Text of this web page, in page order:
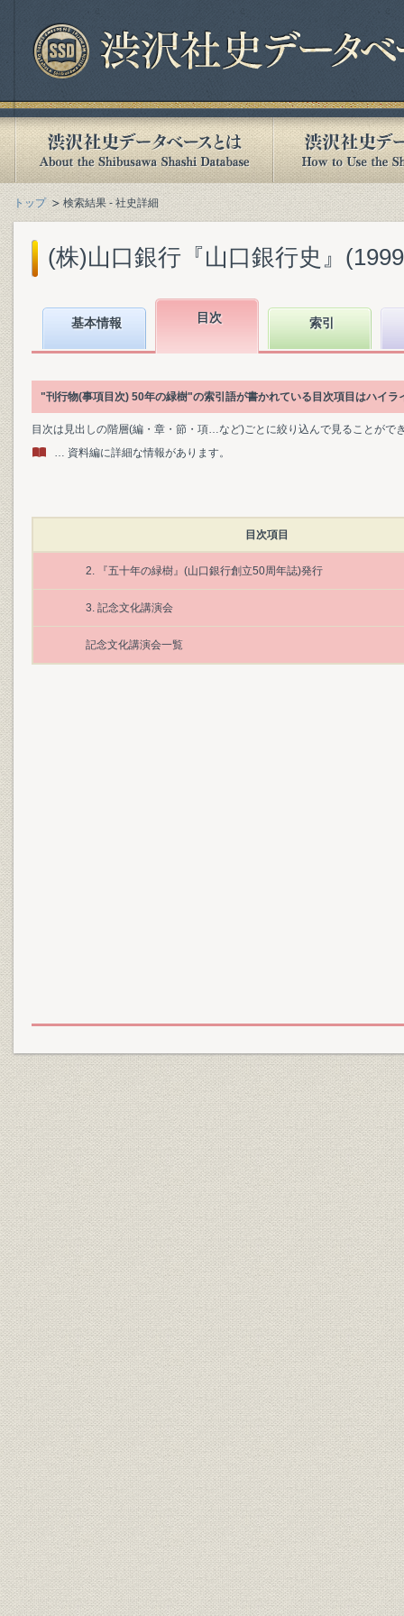
トップ 検索結果 - 社史詳細
(株)山口銀行『山口銀行史』
基本情報 目次 索引
"刊行物(事項目次) 50年の緑樹"の索引語が書かれている目次項目はハイラ
目次は見出しの階層(編・章・節・項…など)ごとに絞り込んで見ることがで
… 資料編に詳細な情報があります。
目次項目
2. 『五十年の緑樹』(山口銀行創立50周年誌)発行
3. 記念文化講演会
記念文化講演会一覧